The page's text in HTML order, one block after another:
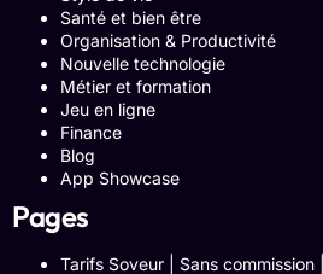
Santé et bien être
Organisation & Productivité
Nouvelle technologie
Métier et formation
Jeu en ligne
Finance
Blog
App Showcase
Pages
Tarifs Soveur | Sans commission